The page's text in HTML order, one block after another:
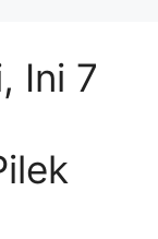
Ini 7